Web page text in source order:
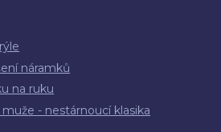
náramků
na ruku
- nestárnoucí klasika